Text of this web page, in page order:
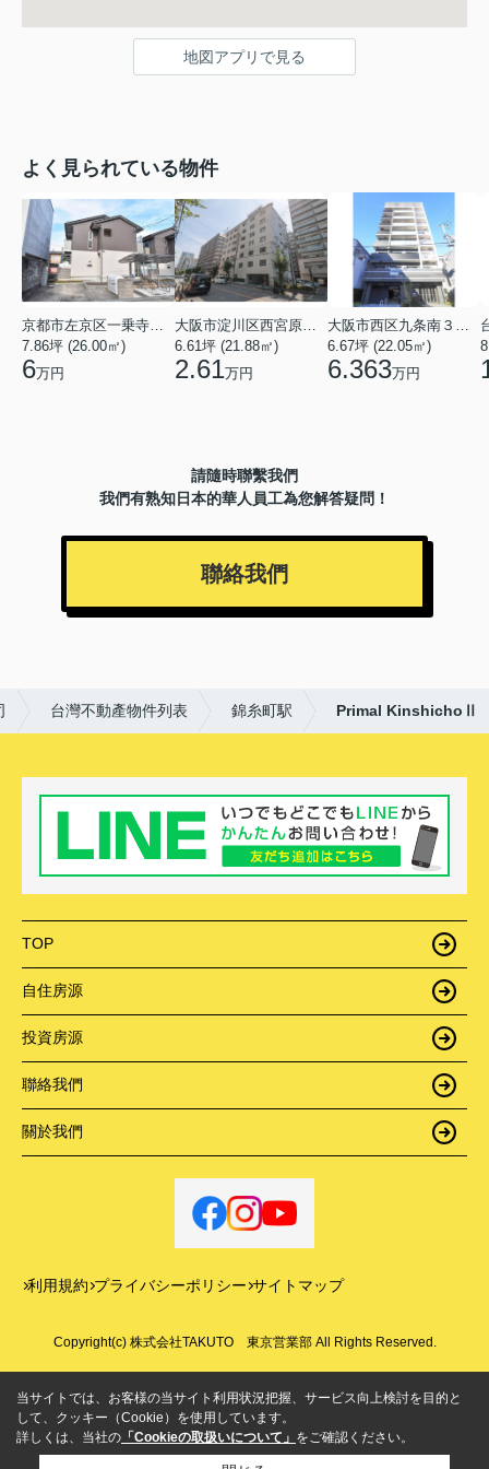
地図アプリで見る
よく見られている物件
京都市左京区一乗寺北大丸町
7.86坪 (26.00㎡)
6万円
大阪市淀川区西宮原３丁目
6.61坪 (21.88㎡)
2.61万円
大阪市西区九条南３丁目
6.67坪 (22.05㎡)
6.363万円
請隨時聯繫我們
我們有熟知日本的華人員工為您解答疑問！
聯絡我們
台灣不動產物件列表 錦糸町駅 Primal KinshichoⅡ
TOP
自住房源
投資房源
聯絡我們
關於我們
利用規約 プライバシーポリシー サイトマップ
Copyright(c) 株式会社TAKUTO 東京営業部 All Rights Reserved.
当サイトでは、お客様の当サイト利用状況把握、サービス向上検討を目的と
して、クッキー（Cookie）を使用しています。
詳しくは、当社の 「Cookieの取扱いについて」 をご確認ください。